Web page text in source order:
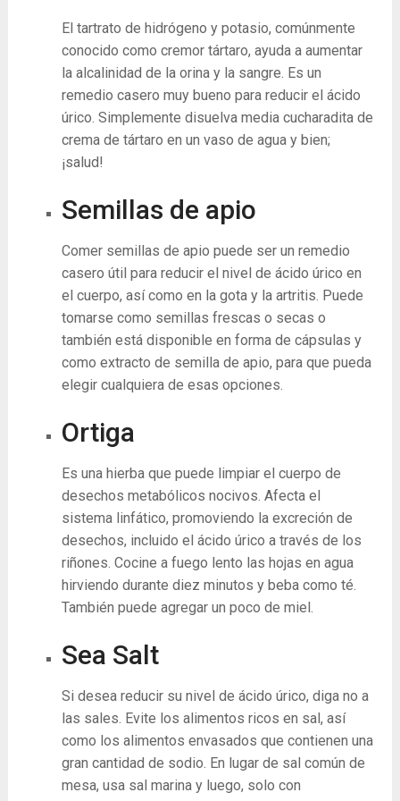
El tartrato de hidrógeno y potasio, comúnmente
conocido como cremor tártaro, ayuda a aumentar
la alcalinidad de la orina y la sangre. Es un
remedio casero muy bueno para reducir el ácido
úrico. Simplemente disuelva media cucharadita de
crema de tártaro en un vaso de agua y bien;
¡salud!
Semillas de apio
Comer semillas de apio puede ser un remedio
casero útil para reducir el nivel de ácido úrico en
el cuerpo, así como en la gota y la artritis. Puede
tomarse como semillas frescas o secas o
también está disponible en forma de cápsulas y
como extracto de semilla de apio, para que pueda
elegir cualquiera de esas opciones.
Ortiga
Es una hierba que puede limpiar el cuerpo de
desechos metabólicos nocivos. Afecta el
sistema linfático, promoviendo la excreción de
desechos, incluido el ácido úrico a través de los
riñones. Cocine a fuego lento las hojas en agua
hirviendo durante diez minutos y beba como té.
También puede agregar un poco de miel.
Sea Salt
Si desea reducir su nivel de ácido úrico, diga no a
las sales. Evite los alimentos ricos en sal, así
como los alimentos envasados ​​que contienen una
gran cantidad de sodio. En lugar de sal común de
mesa, usa sal marina y luego, solo con